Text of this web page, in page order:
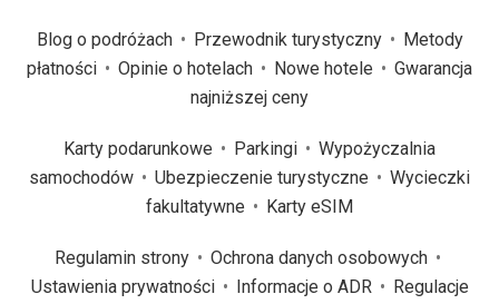
Blog o podróżach Przewodnik turystyczny
Metody
płatności
Opinie o hotelach Nowe hotele
Gwarancja
najniższej ceny
Karty podarunkowe Parkingi
Wypożyczalnia
samochodów
Ubezpieczenie turystyczne
Wycieczki
fakultatywne
Karty eSIM
Regulamin strony
Ochrona danych osobowych
Ustawienia prywatności
Informacje o ADR
Regulacje